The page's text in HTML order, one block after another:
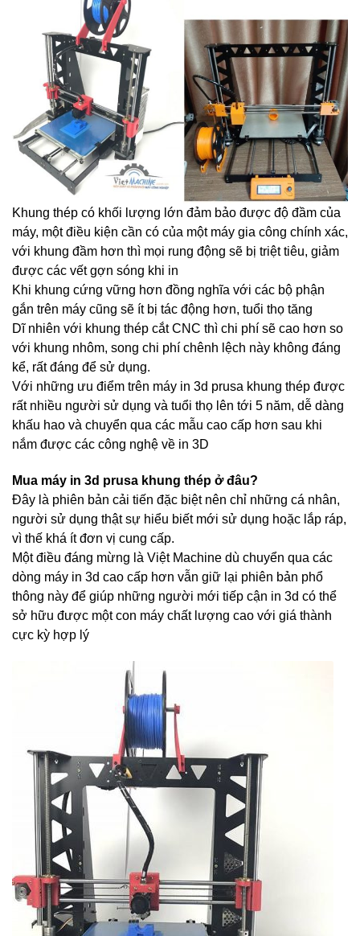
Khung thép có khối lượng lớn đảm bảo được độ đầm của
máy, một điều kiện cần có của một máy gia công chính xác,
với khung đầm hơn thì mọi rung động sẽ bị triệt tiêu, giảm
được các vết gợn sóng khi in
Khi khung cứng vững hơn đồng nghĩa với các bộ phận
gắn trên máy cũng sẽ ít bị tác động hơn, tuổi thọ tăng
Dĩ nhiên với khung thép cắt CNC thì chi phí sẽ cao hơn so
với khung nhôm, song chi phí chênh lệch này không đáng
kể, rất đáng để sử dụng.
Với những ưu điểm trên máy in 3d prusa khung thép được
rất nhiều người sử dụng và tuổi thọ lên tới 5 năm, dễ dàng
khấu hao và chuyển qua các mẫu cao cấp hơn sau khi
nắm được các công nghệ về in 3D
Mua máy in 3d prusa khung thép ở đâu?
Đây là phiên bản cải tiến đặc biệt nên chỉ những cá nhân,
người sử dụng thật sự hiểu biết mới sử dụng hoặc lắp ráp,
vì thế khá ít đơn vị cung cấp.
Một điều đáng mừng là Việt Machine dù chuyển qua các
dòng máy in 3d cao cấp hơn vẫn giữ lại phiên bản phổ
thông này để giúp những người mới tiếp cận in 3d có thể
sở hữu được một con máy chất lượng cao với giá thành
cực kỳ hợp lý